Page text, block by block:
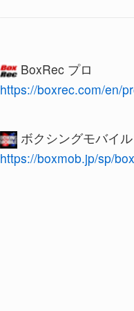
BoxRec プロ
https://boxrec.com/en/
ボクシングモバイ
https://boxmob.jp/sp/